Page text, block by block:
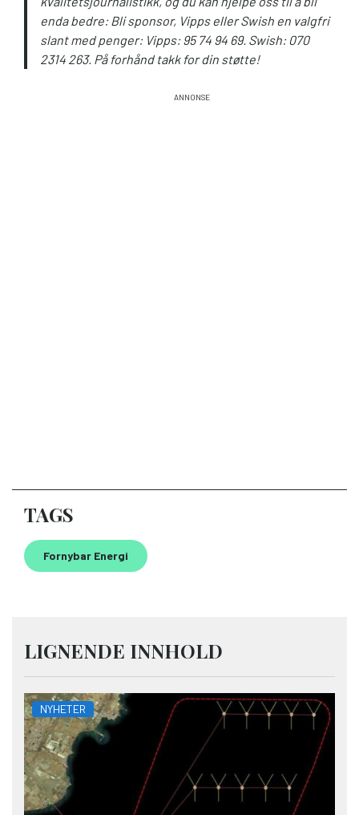
enda bedre: Bli sponsor, Vipps eller Swish en valgfri
slant med penger: Vipps: 95 74 94 69. Swish: 070
2314 263. På forhånd takk for din støtte!
TAGS
Fornybar Energi
LIGNENDE INNHOLD
NYHETER